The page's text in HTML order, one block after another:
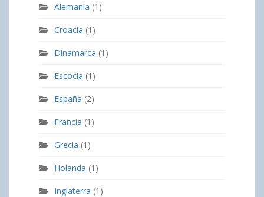
Alemania (1)
Croacia (1)
Dinamarca (1)
Escocia (1)
España (2)
Francia (1)
Grecia (1)
Holanda (1)
Inglaterra (1)